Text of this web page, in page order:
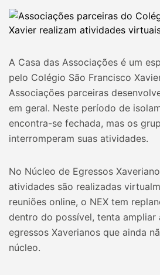
A Casa das Associações é um
pelo Colégio São Francisco
Associações parceiras
em geral. Neste período de
encontra-se fechada, mas os
interromperam suas atividades.
No Núcleo de Egressos
atividades são realizadas
reuniões online, o NEX tem
dentro do possível, tenta ampliar
egressos Xaverianos que ainda
núcleo.